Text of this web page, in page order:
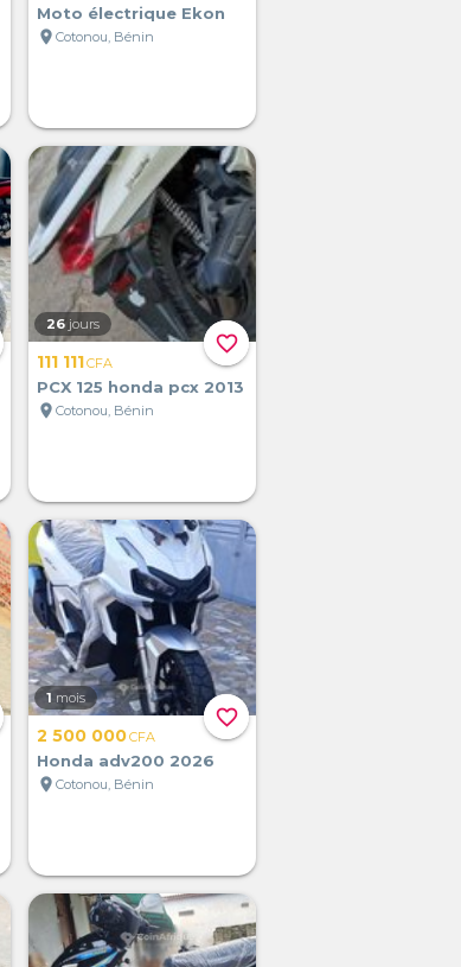
Moto électrique Ekon
location_onCotonou, Bénin
favorite_border
26 jours
111 111CFA
PCX 125 honda pcx 2013
location_onCotonou, Bénin
favorite_border
1 mois
2 500 000CFA
Honda adv200 2026
location_onCotonou, Bénin